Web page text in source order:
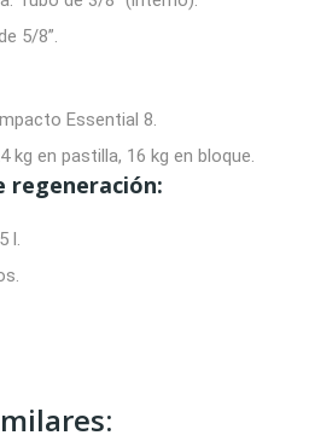
5/8”.
Essential 8.
kg en pastilla, 16 kg en bloque.
regeneración:
l.